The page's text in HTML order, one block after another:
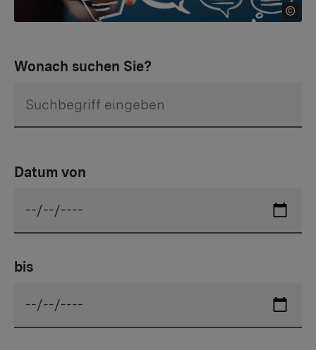
Wonach suchen Sie?
Datum von
bis